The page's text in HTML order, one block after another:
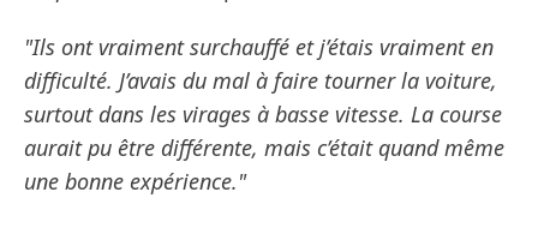
"Ils ont vraiment surchauffé et j’étais vraiment en
difficulté. J’avais du mal à faire tourner la voiture,
surtout dans les virages à basse vitesse. La course
aurait pu être différente, mais c’était quand même
une bonne expérience."